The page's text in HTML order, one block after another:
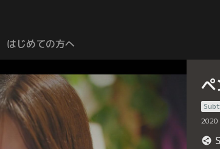
はじめての方へ
2020